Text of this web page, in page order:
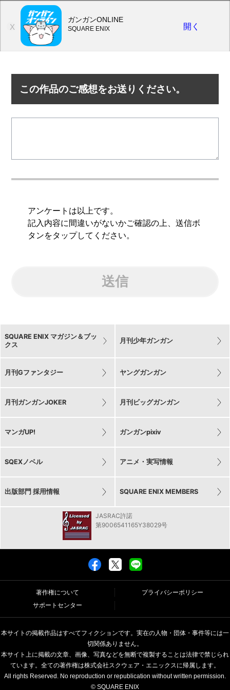
この作品のご感想をお送りください。
アンケートは以上です。
記入内容に間違いがないかご確認の上、送信ボ
タンをタップしてください。
送信
SQUARE ENIX マガジン＆ブッ
クス
月刊少年ガンガン
月刊Gファンタジー ヤングガンガン
月刊ガンガンJOKER 月刊ビッグガンガン
マンガUP! ガンガンpixiv
SQEXノベル アニメ・実写情報
出版部門 採用情報 SQUARE ENIX MEMBERS
JASRAC許諾
第9006541165Y38029号
著作権について
プライバシーポリシー
サポートセンター
本サイトの掲載作品はすべてフィクションです。実在の人物・団体・事件等には一
切関係ありません。
本サイト上に掲載の文章、画像、写真などを無断で複製することは法律で禁じられ
ています。全ての著作権は株式会社スクウェア・エニックスに帰属します。
All rights Reserved. No reproduction or republication without written permission.
© SQUARE ENIX
X
ガンガンONLINE
SQUARE ENIX 開く